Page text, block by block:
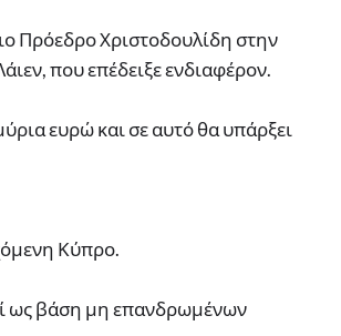
Πρόεδρο Χριστοδουλίδη στην
που επέδειξε ενδιαφέρον.
ευρώ και σε αυτό θα υπάρξει
Κύπρο.
ως βάση μη επανδρωμένων